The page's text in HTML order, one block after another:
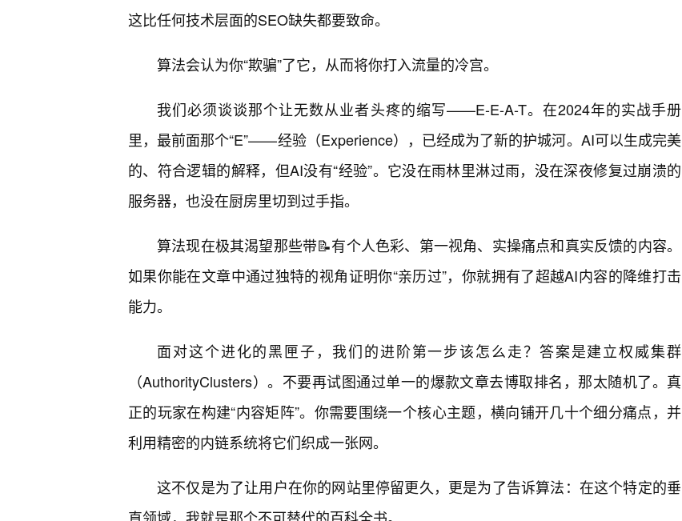
这比任何技术层面的SEO缺失都要致命。
算法会认为你“欺骗”了它，从而将你打入流量的冷宫。
我们必须谈谈那个让无数从业者头疼的缩写——E-E-A-T。在2024年的实战手册
里，最前面那个“E”——经验（Experience），已经成为了新的护城河。AI可以生成完美
的、符合逻辑的解释，但AI没有“经验”。它没在雨林里淋过雨，没在深夜修复过崩溃的
服务器，也没在厨房里切到过手指。
算法现在极其渴望那些带📝有个人色彩、第一视角、实操痛点和真实反馈的内容。
如果你能在文章中通过独特的视角证明你“亲历过”，你就拥有了超越AI内容的降维打击
能力。
面对这个进化的黑匣子，我们的进阶第一步该怎么走？答案是建立权威集群
（AuthorityClusters）。不要再试图通过单一的爆款文章去博取排名，那太随机了。真
正的玩家在构建“内容矩阵”。你需要围绕一个核心主题，横向铺开几十个细分痛点，并
利用精密的内链系统将它们织成一张网。
这不仅是为了让用户在你的网站里停留更久，更是为了告诉算法：在这个特定的垂